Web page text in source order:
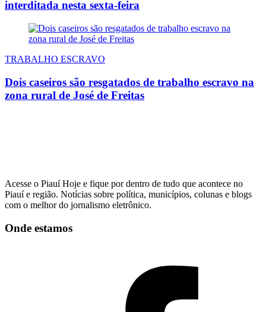
interditada nesta sexta-feira
TRABALHO ESCRAVO
Dois caseiros são resgatados de trabalho escravo na
zona rural de José de Freitas
Acesse o Piauí Hoje e fique por dentro de tudo que acontece no
Piauí e região. Notícias sobre política, municípios, colunas e blogs
com o melhor do jornalismo eletrônico.
Onde estamos